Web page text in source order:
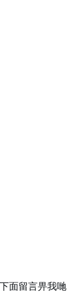
面留言畀我哋